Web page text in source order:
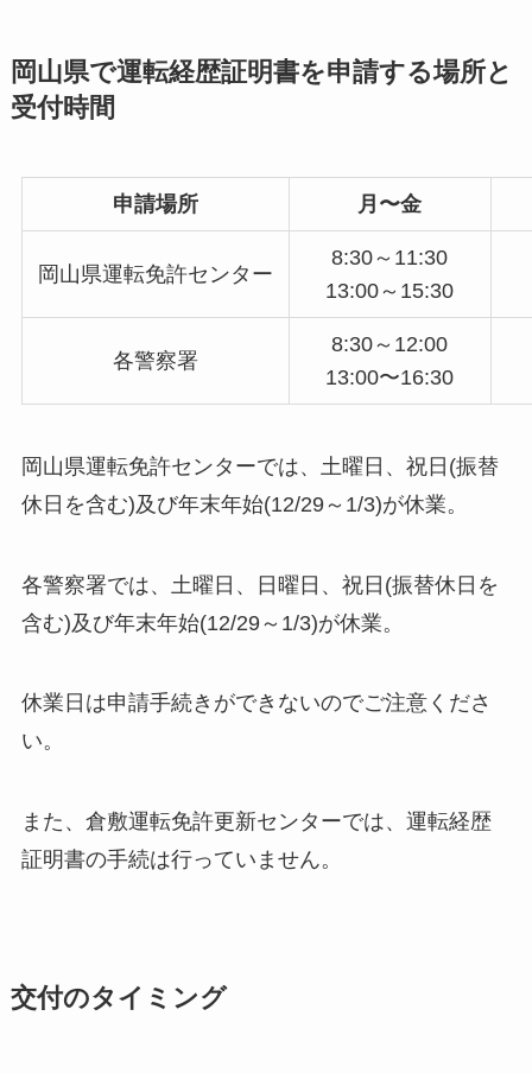
岡山県で運転経歴証明書を申請する場所と
受付時間
申請場所 月〜金
岡山県運転免許センター
8:30～11:30
13:00～15:30
各警察署
8:30～12:00
13:00〜16:30
岡山県運転免許センターでは、土曜日、祝日(振替
休日を含む)及び年末年始(12/29～1/3)が休業。
各警察署では、土曜日、日曜日、祝日(振替休日を
含む)及び年末年始(12/29～1/3)が休業。
休業日は申請手続きができないのでご注意くださ
い。
また、倉敷運転免許更新センターでは、運転経歴
証明書の手続は行っていません。
交付のタイミング